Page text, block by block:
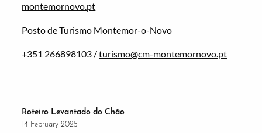
montemornovo.pt
Posto de Turismo Montemor-o-Novo
+351 266898103 /turismo@cm-montemornovo.pt
Roteiro Levantado do Chão
14 February 2025